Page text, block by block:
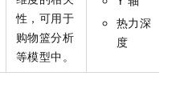
性，可用于
购物篮分析
等模型中。
热力深
度